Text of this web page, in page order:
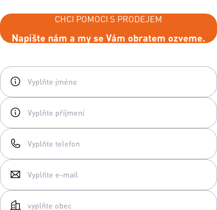
CHCI POMOCI S PRODEJEM
Napište nám a my se Vám obratem ozveme.